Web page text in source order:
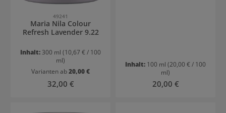
49241
Maria Nila Colour
Refresh Lavender 9.22
Inhalt: 300 ml (10,67 € / 100
ml)
Varianten ab20,00 €
Regulärer Preis:
32,00 €
Inhalt: 100 ml (20,00 € / 100
ml)
Regulärer Preis:
20,00 €